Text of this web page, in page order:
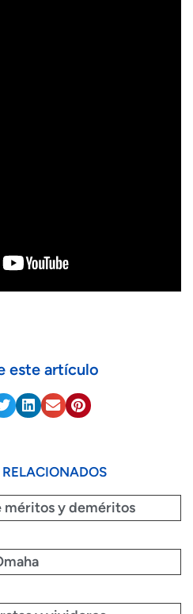
este artículo
méritos y deméritos